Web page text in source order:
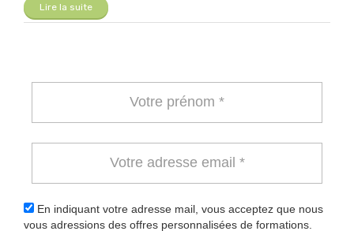
Lire la suite
En indiquant votre adresse mail, vous acceptez que nous
vous adressions des offres personnalisées de formations.